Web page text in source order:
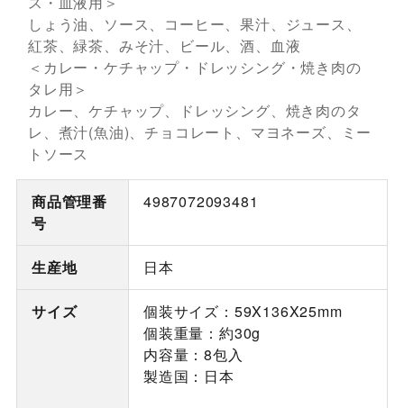
しょう油、ソース、コーヒー、果汁、ジュース、
紅茶、緑茶、みそ汁、ビール、酒、血液
＜カレー・ケチャップ・ドレッシング・焼き肉の
タレ用＞
カレー、ケチャップ、ドレッシング、焼き肉のタ
レ、煮汁(魚油)、チョコレート、マヨネーズ、ミー
トソース
商品管理番
号
4987072093481
生産地 日本
サイズ
個装サイズ：59X136X25mm
個装重量：約30g
内容量：8包入
製造国：日本